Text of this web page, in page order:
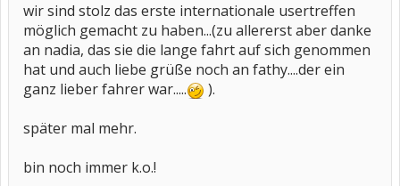
wir sind stolz das erste internationale usertreffen
möglich gemacht zu haben...(zu allererst aber danke
an nadia, das sie die lange fahrt auf sich genommen
hat und auch liebe grüße noch an fathy....der ein
ganz lieber fahrer war.....
).
später mal mehr.
bin noch immer k.o.!